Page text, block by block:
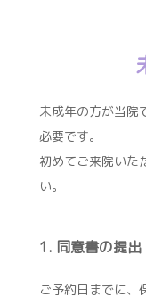
未成年の方が当院
必要です。
初めてご来院いた
い。
1. 同意書の提出
ご予約日までに、